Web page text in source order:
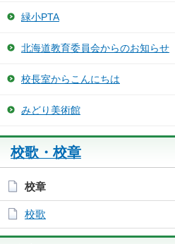
緑小PTA
北海道教育委員会からのお知らせ
校長室からこんにちは
みどり美術館
校歌・校章
校章
校歌